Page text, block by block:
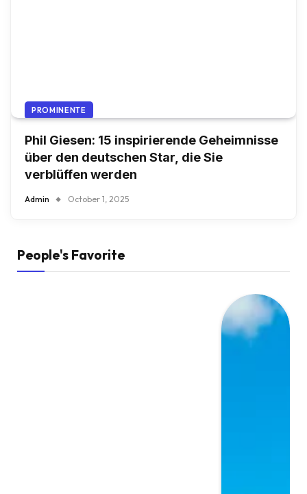
PROMINENTE
Phil Giesen: 15 inspirierende Geheimnisse
über den deutschen Star, die Sie
verblüffen werden
Admin October 1, 2025
People's Favorite